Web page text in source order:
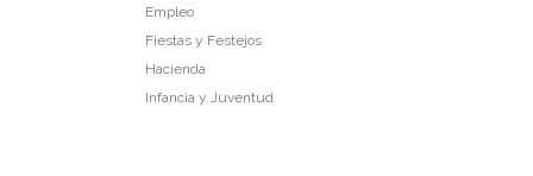
Empleo
Fiestas y Festejos
Hacienda
Infancia y Juventud